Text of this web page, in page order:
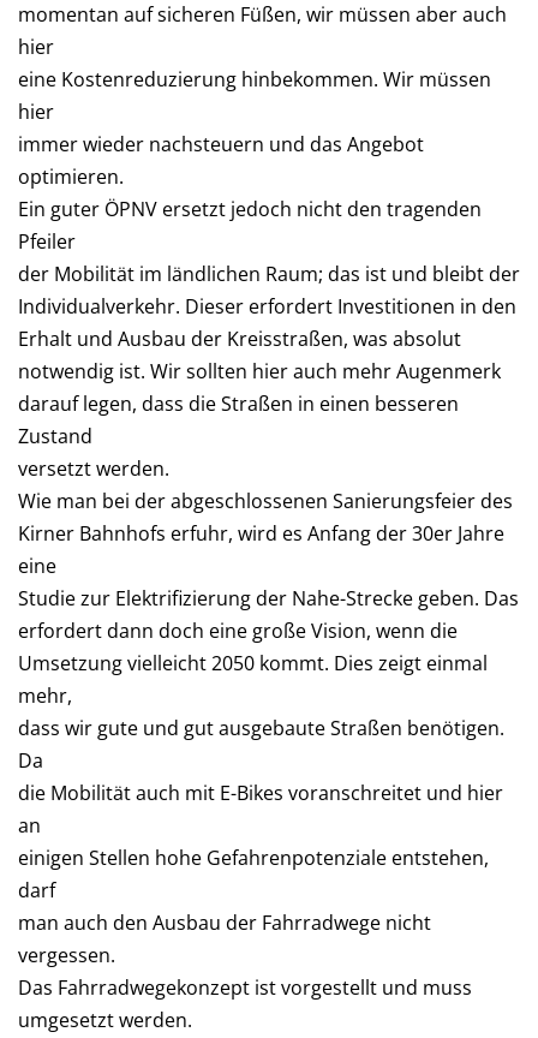
momentan auf sicheren Füßen, wir müssen aber auch
hier
eine Kostenreduzierung hinbekommen. Wir müssen
hier
immer wieder nachsteuern und das Angebot
optimieren.
Ein guter ÖPNV ersetzt jedoch nicht den tragenden
Pfeiler
der Mobilität im ländlichen Raum; das ist und bleibt der
Individualverkehr. Dieser erfordert Investitionen in den
Erhalt und Ausbau der Kreisstraßen, was absolut
notwendig ist. Wir sollten hier auch mehr Augenmerk
darauf legen, dass die Straßen in einen besseren
Zustand
versetzt werden.
Wie man bei der abgeschlossenen Sanierungsfeier des
Kirner Bahnhofs erfuhr, wird es Anfang der 30er Jahre
eine
Studie zur Elektrifizierung der Nahe-Strecke geben. Das
erfordert dann doch eine große Vision, wenn die
Umsetzung vielleicht 2050 kommt. Dies zeigt einmal
mehr,
dass wir gute und gut ausgebaute Straßen benötigen.
Da
die Mobilität auch mit E-Bikes voranschreitet und hier
an
einigen Stellen hohe Gefahrenpotenziale entstehen,
darf
man auch den Ausbau der Fahrradwege nicht
vergessen.
Das Fahrradwegekonzept ist vorgestellt und muss
umgesetzt werden.